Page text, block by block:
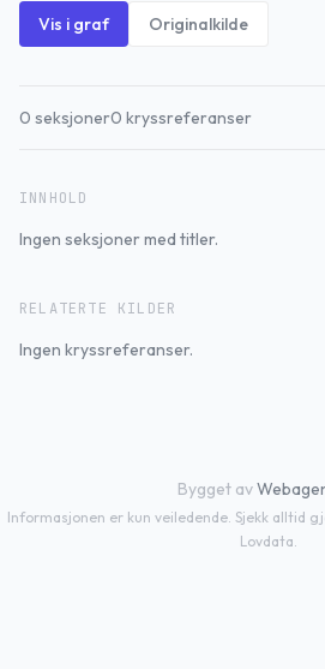
Vis i graf Originalkilde
0 seksjoner0 kryssreferanser
INNHOLD
Ingen seksjoner med titler.
RELATERTE KILDER
Ingen kryssreferanser.
Bygget av
Informasjonen er kun veiledende. Sjekk alltid
Lovdata.